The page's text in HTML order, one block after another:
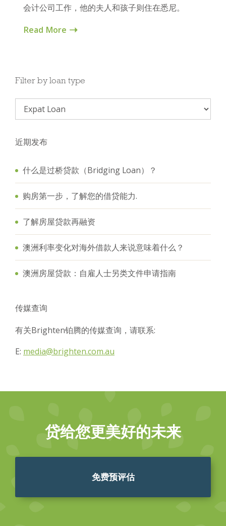
会计公司工作，他的夫人和孩子则住在悉尼。
Read More
Filter by loan type
近期发布
什么是过桥贷款（Bridging Loan）？
购房第一步，了解您的借贷能力.
了解房屋贷款再融资
澳洲利率变化对海外借款人来说意味着什么？
澳洲房屋贷款：自雇人士另类文件申请指南
传媒查询
有关Brighten铂腾的传媒查询，请联系:
E: media@brighten.com.au
贷给您更美好的未来
免费预评估